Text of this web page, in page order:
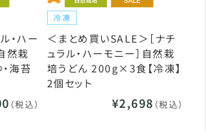
・ハー
然栽
海苔
（税込）
＜まとめ買いSALE＞［ナチ
ュラル・ハーモニー］自然栽
培うどん 200g×3食【冷凍】
2個セット
¥2,698 （税込）